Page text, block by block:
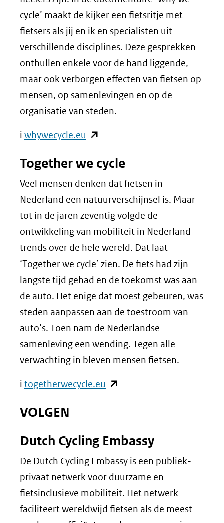
cycle’ maakt de kijker een fietsritje met
fietsers als jij en ik en specialisten uit
verschillende disciplines. Deze gesprekken
onthullen enkele voor de hand liggende,
maar ook verborgen effecten van fietsen op
mensen, op samenlevingen en op de
organisatie van steden.
i whywecycle.eu (opent
nieuw
venster)
(verwijst
naar
een
andere
website)
Together we cycle
Veel mensen denken dat fietsen in
Nederland een natuurverschijnsel is. Maar
tot in de jaren zeventig volgde de
ontwikkeling van mobiliteit in Nederland
trends over de hele wereld. Dat laat
‘Together we cycle’ zien. De fiets had zijn
langste tijd gehad en de toekomst was aan
de auto. Het enige dat moest gebeuren, was
steden aanpassen aan de toestroom van
auto’s. Toen nam de Nederlandse
samenleving een wending. Tegen alle
verwachting in bleven mensen fietsen.
i togetherwecycle.eu (opent
(verwijst
naar
een
andere
website)
VOLGEN
Dutch Cycling Embassy
De Dutch Cycling Embassy is een publiek-
privaat netwerk voor duurzame en
fietsinclusieve mobiliteit. Het netwerk
faciliteert wereldwijd fietsen als de meest